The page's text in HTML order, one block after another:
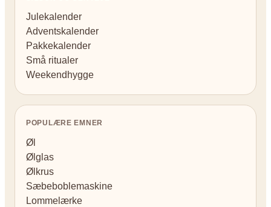
Julekalender
Adventskalender
Pakkekalender
Små ritualer
Weekendhygge
POPULÆRE EMNER
Øl
Ølglas
Ølkrus
Sæbeboblemaskine
Lommelærke